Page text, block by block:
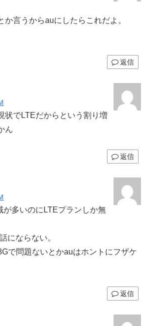
か言うからauにしたらこれだよ。
返信
状でLTEだからという割り増
ん
返信
が多いのにLTEプランしか無
にならない。
で問題ないとかauはホントにフザケ
返信